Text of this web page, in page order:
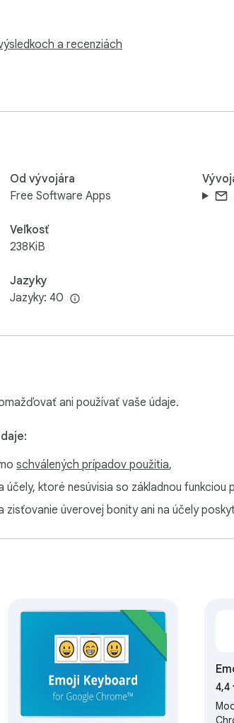
že toto rozšírenie NIE je vyrobené
vlastníkom. Google toto rozšírenie
Google, nemá licenciu a nie je jej
a recenziách
Od vývojára
Free Software Apps
Veľkosť
238KiB
Jazyky
Jazyky: 40
ani používať vaše údaje.
schválených prípadov použitia,
účely, ktoré nesúvisia so základnou funkciou
zisťovanie úverovej bonity ani na účely
4,4